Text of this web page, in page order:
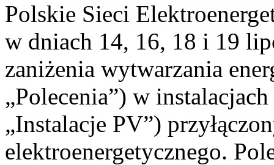
Polskie Sieci
w dniach 14, 16, 18 i 19
zaniżenia wytwarzania
„Polecenia”) w
„Instalacje PV”)
elektroenergetycznego.